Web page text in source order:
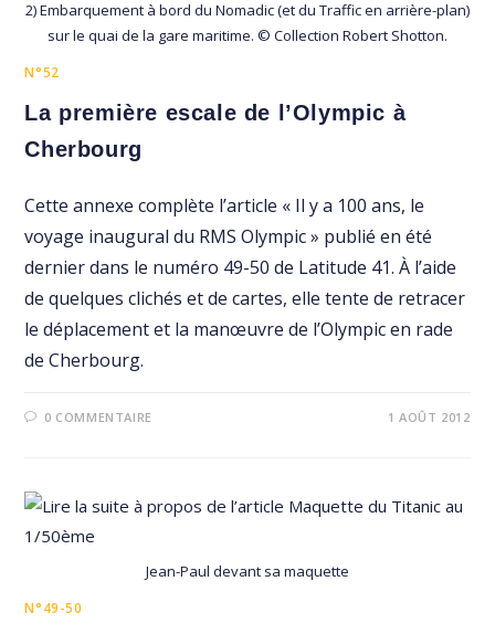
2) Embarquement à bord du Nomadic (et du Traffic en arrière-plan)
sur le quai de la gare maritime. © Collection Robert Shotton.
N°52
La première escale de l’Olympic à
Cherbourg
Cette annexe complète l’article « Il y a 100 ans, le
voyage inaugural du RMS Olympic » publié en été
dernier dans le numéro 49-50 de Latitude 41. À l’aide
de quelques clichés et de cartes, elle tente de retracer
le déplacement et la manœuvre de l’Olympic en rade
de Cherbourg.
0 COMMENTAIRE 1 AOÛT 2012
Jean-Paul devant sa maquette
N°49-50